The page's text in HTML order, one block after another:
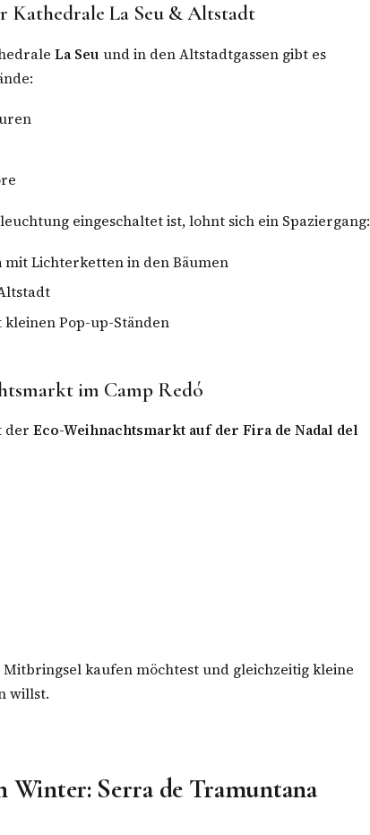
Kathedrale La Seu & Altstadt
La Seu und in den Altstadtgassen gibt es
eingeschaltet ist, lohnt sich ein Spaziergang:
mit Lichterketten in den Bäumen
Pop-up-Ständen
im Camp Redó
der Eco-Weihnachtsmarkt auf der Fira de Nadal del
kaufen möchtest und gleichzeitig kleine
willst.
Winter: Serra de Tramuntana